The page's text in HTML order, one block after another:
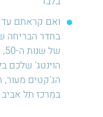
ואם קראתם עד
בחדר הבריחה
הוינטג' שלכם
הג'קטים מעור,
במרכז תל